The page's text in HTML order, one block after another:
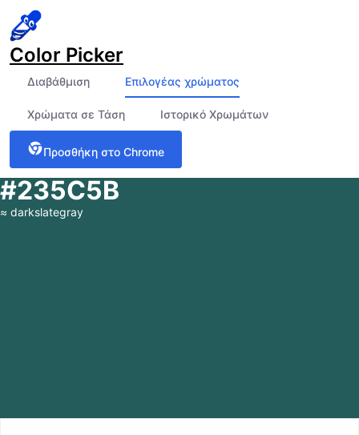
Color Picker
Διαβάθμιση Επιλογέας χρώματος
Χρώματα σε Τάση Ιστορικό Χρωμάτων
Προσθήκη στο Chrome
#235C5B
≈ darkslategray